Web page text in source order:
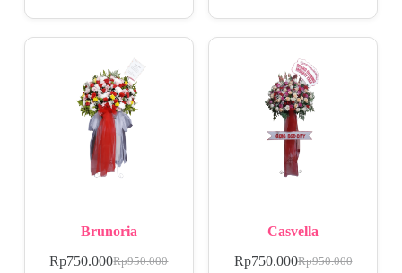
Brunoria
Rp950.000
Rp750.000
Casvella
Rp950.000
Rp750.000